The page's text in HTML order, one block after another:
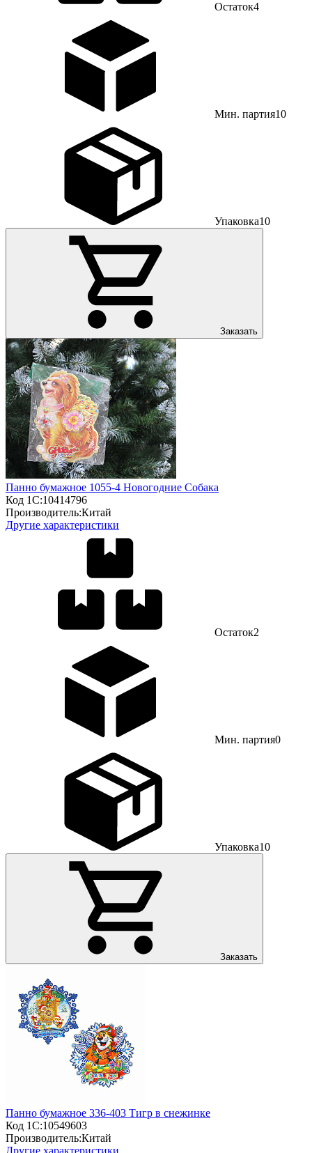
Остаток4
Мин. партия10
Упаковка10
Заказать
Панно бумажное 1055-4 Новогодние Собака
Код 1С:10414796
Производитель:Китай
Другие характеристики
Остаток2
Мин. партия0
Упаковка10
Заказать
Панно бумажное 336-403 Тигр в снежинке
Код 1С:10549603
Производитель:Китай